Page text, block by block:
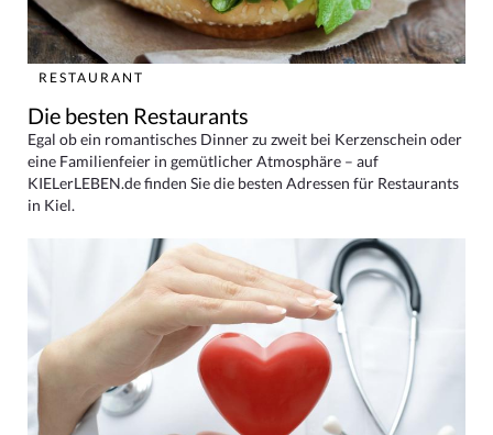
RESTAURANT
Die besten Restaurants
Egal ob ein romantisches Dinner zu zweit bei Kerzenschein oder
eine Familienfeier in gemütlicher Atmosphäre – auf
KIELerLEBEN.de finden Sie die besten Adressen für Restaurants
in Kiel.